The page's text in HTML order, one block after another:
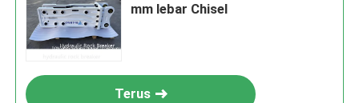
mm lebar Chisel
Terus